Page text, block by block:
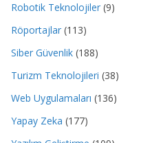
Robotik Teknolojiler (9)
Röportajlar (113)
Siber Güvenlik (188)
Turizm Teknolojileri (38)
Web Uygulamaları (136)
Yapay Zeka (177)